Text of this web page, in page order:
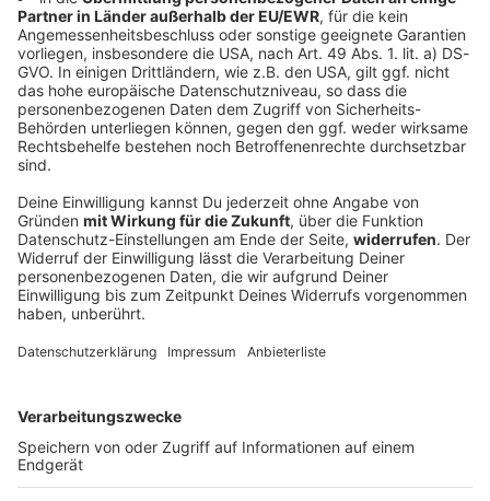
Fürther Ziel vor Saisonstart: Kein Szenario wie
in Vorsaison
vergangene Spielzeit soll sich für die Spielvereinigung
sieht er als attraktive Herausforderung.
DEINE GEMERKTEN ARTIKEL